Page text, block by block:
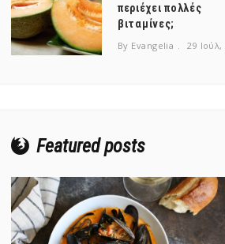
περιέχει πολλές
βιταμίνες;
By Evangelia 29 Ιούλ,
Featured posts